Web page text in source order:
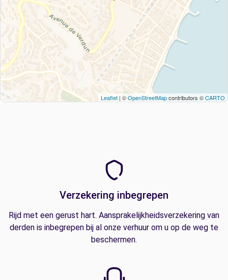
Leaflet | ©OpenStreetMapcontributors ©CARTO
Verzekering inbegrepen
Rijd met een gerust hart. Aansprakelijkheidsverzekering van
derden is inbegrepen bij al onze verhuur om u op de weg te
beschermen.